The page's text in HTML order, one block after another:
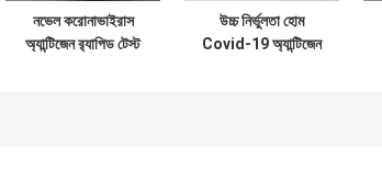
নভেল করোনাভাইরাস
অ্যান্টিজেন র‌্যাপিড টেস্ট
উচ্চ নির্ভুলতা হোম
Covid-19 অ্যান্টিজেন